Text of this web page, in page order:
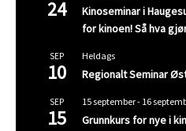
24
Kinoseminar i
for kinoen! Så hva
SEP
10
Heldags
Regionalt Seminar
SEP
15
15 september- 16
Grunnkurs for nye i